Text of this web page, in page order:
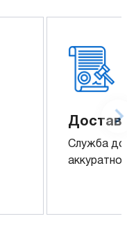
Служба
аккуратно